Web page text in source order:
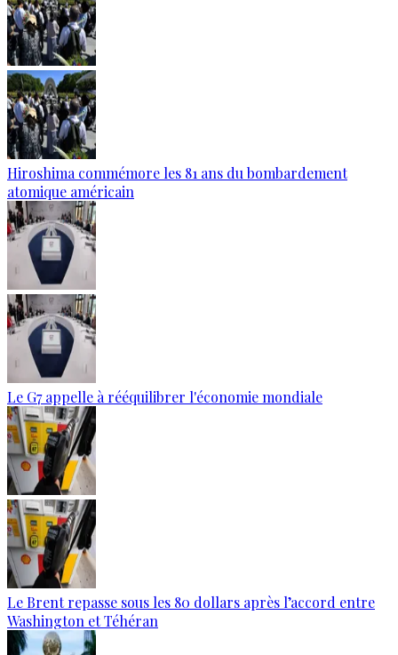
Hiroshima commémore les 81 ans du bombardement
atomique américain
Le G7 appelle à rééquilibrer l'économie mondiale
Le Brent repasse sous les 80 dollars après l’accord entre
Washington et Téhéran